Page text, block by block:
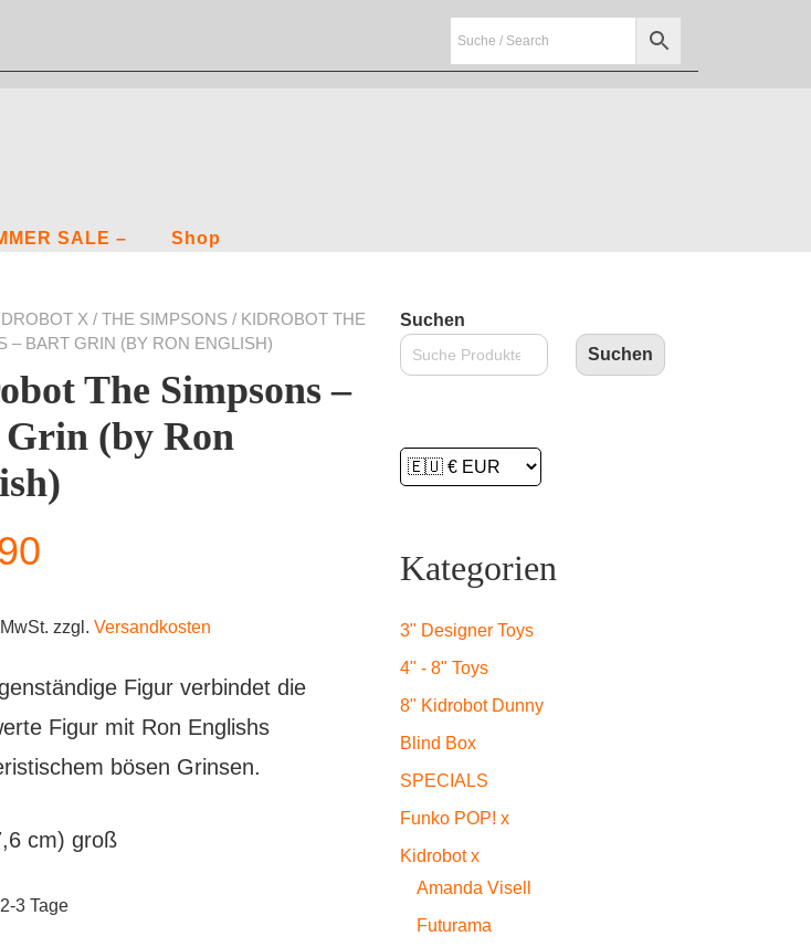
SALE – Shop
X / THE SIMPSONS / KIDROBOT THE
– BART GRIN (BY RON ENGLISH)
The Simpsons –
(by Ron
zzgl. Versandkosten
Figur verbindet die
Figur mit Ron Englishs
bösen Grinsen.
cm) groß
2-3 Tage
Suchen
Suchen
Kategorien
3" Designer Toys
4" - 8" Toys
8" Kidrobot Dunny
Blind Box
SPECIALS
Funko POP! x
Kidrobot x
Amanda Visell
Futurama